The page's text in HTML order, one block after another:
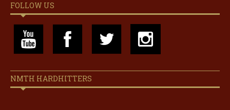
FOLLOW US
NMTH HARDHITTERS